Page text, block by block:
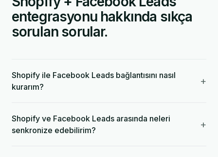
entegrasyonu hakkında sıkça
sorulan sorular.
Shopify ile Facebook Leads bağlantısını nasıl
kurarım?
+
Shopify ve Facebook Leads arasında neleri
senkronize edebilirim?
+